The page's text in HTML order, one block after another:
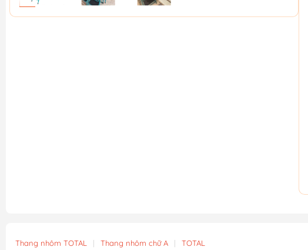
Thang nhôm TOTAL | Thang nhôm chữ A | TOTAL